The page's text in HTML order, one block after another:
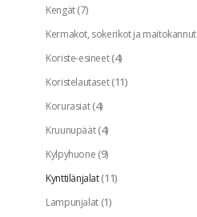
Kengät(7)
Kermakot, sokerikot ja maitokannut
Koriste-esineet(4)
Koristelautaset(11)
Korurasiat(4)
Kruunupäät(4)
Kylpyhuone(9)
Kynttilänjalat(11)
Lampunjalat(1)